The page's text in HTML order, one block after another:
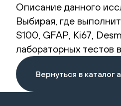
Описание данного
Выбирая, где
S100, GFAP, Ki67,
лабораторных тестов
Вернуться в каталог